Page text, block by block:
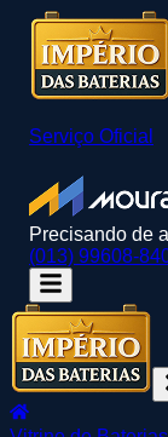
Serviço Oficial
Precisando de
(013) 99608-